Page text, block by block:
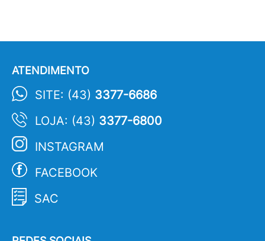
ATENDIMENTO
SITE: (43) 3377-6686
LOJA: (43) 3377-6800
INSTAGRAM
FACEBOOK
SAC